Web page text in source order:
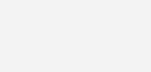
Eigentümern von Bestandsbauten eine